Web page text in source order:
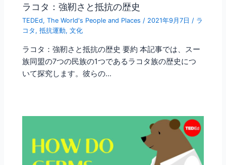
ラコタ：強靭さと抵抗の歴史
TEDEd,The World's People and Places / 2021年9月7日/ ラ
コタ ,抵抗運動,文化
ラコタ：強靭さと抵抗の歴史 要約 本記事では、スー
族同盟の7つの民族の1つであるラコタ族の歴史につ
いて探究します。彼らの…